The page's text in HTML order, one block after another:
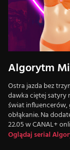
Algorytm
Ostra jazda bez
dawka ciętej satyry
świat influencerów,
obłąkanie. Na
22.05 w CANAL+
Oglądaj serial